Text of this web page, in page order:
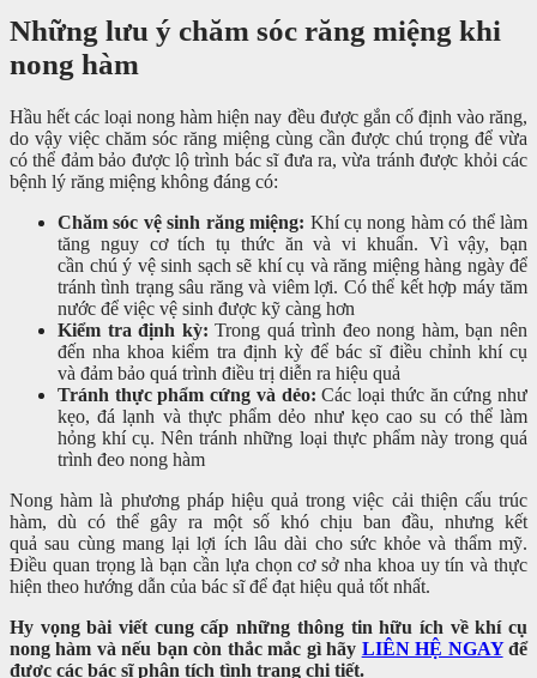
Những lưu ý chăm sóc răng miệng khi
nong hàm
Hầu hết các loại nong hàm hiện nay đều được gắn cố định vào răng,
do vậy việc chăm sóc răng miệng cùng cần được chú trọng để vừa
có thể đảm bảo được lộ trình bác sĩ đưa ra, vừa tránh được khỏi các
bệnh lý răng miệng không đáng có:
Chăm sóc vệ sinh răng miệng: Khí cụ nong hàm có thể làm
tăng nguy cơ tích tụ thức ăn và vi khuẩn. Vì vậy, bạn
cần chú ý vệ sinh sạch sẽ khí cụ và răng miệng hàng ngày để
tránh tình trạng sâu răng và viêm lợi. Có thể kết hợp máy tăm
nước để việc vệ sinh được kỹ càng hơn
Kiểm tra định kỳ:Trong quá trình đeo nong hàm, bạn nên
đến nha khoa kiểm tra định kỳ để bác sĩ điều chỉnh khí cụ
và đảm bảo quá trình điều trị diễn ra hiệu quả
Tránh thực phẩm cứng và dẻo:Các loại thức ăn cứng như
kẹo, đá lạnh và thực phẩm dẻo như kẹo cao su có thể làm
hỏng khí cụ. Nên tránh những loại thực phẩm này trong quá
trình đeo nong hàm
Nong hàm là phương pháp hiệu quả trong việc cải thiện cấu trúc
hàm, dù có thể gây ra một số khó chịu ban đầu, nhưng kết
quả sau cùng mang lại lợi ích lâu dài cho sức khỏe và thẩm mỹ.
Điều quan trọng là bạn cần lựa chọn cơ sở nha khoa uy tín và thực
hiện theo hướng dẫn của bác sĩ để đạt hiệu quả tốt nhất.
Hy vọng bài viết cung cấp những thông tin hữu ích về khí cụ
nong hàm và nếu bạn còn thắc mắc gì hãy LIÊN HỆ NGAYđể
được các bác sĩ phân tích tình trạng chi tiết.